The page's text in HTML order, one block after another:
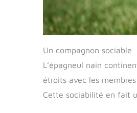
Un compagnon sociable
L’épagneul nain
étroits avec les
Cette sociabilité en fait